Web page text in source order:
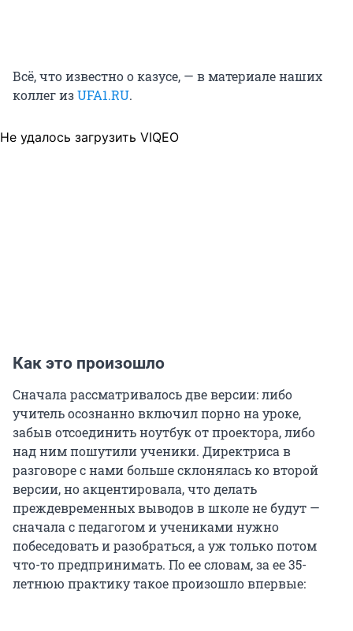
Всё, что известно о казусе, — в материале наших
коллег изUFA1.RU.
Не удалось загрузить VIQEO
Как это произошло
Сначала рассматривалось две версии: либо
учитель осознанно включил порно на уроке,
забыв отсоединить ноутбук от проектора, либо
над ним пошутили ученики. Директриса в
разговоре с нами больше склонялась ко второй
версии, но акцентировала, что делать
преждевременных выводов в школе не будут —
сначала с педагогом и учениками нужно
побеседовать и разобраться, а уж только потом
что-то предпринимать. По ее словам, за ее 35-
летнюю практику такое произошло впервые: